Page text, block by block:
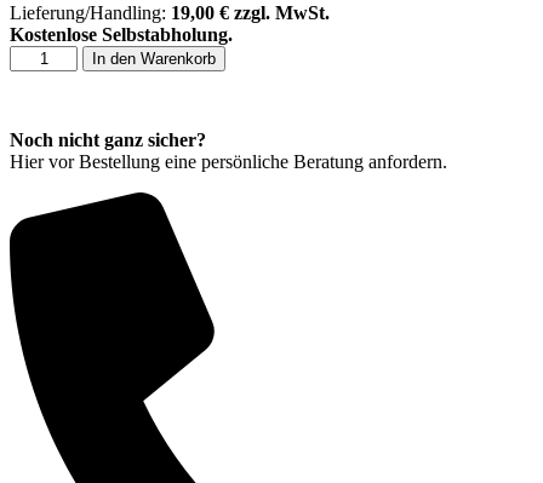
Lieferung/Handling: 19,00 € zzgl. MwSt.
Kostenlose Selbstabholung.
Kemaro
K900
klein
Menge
In den Warenkorb
Noch nicht ganz sicher?
Hier vor Bestellung eine persönliche Beratung anfordern.